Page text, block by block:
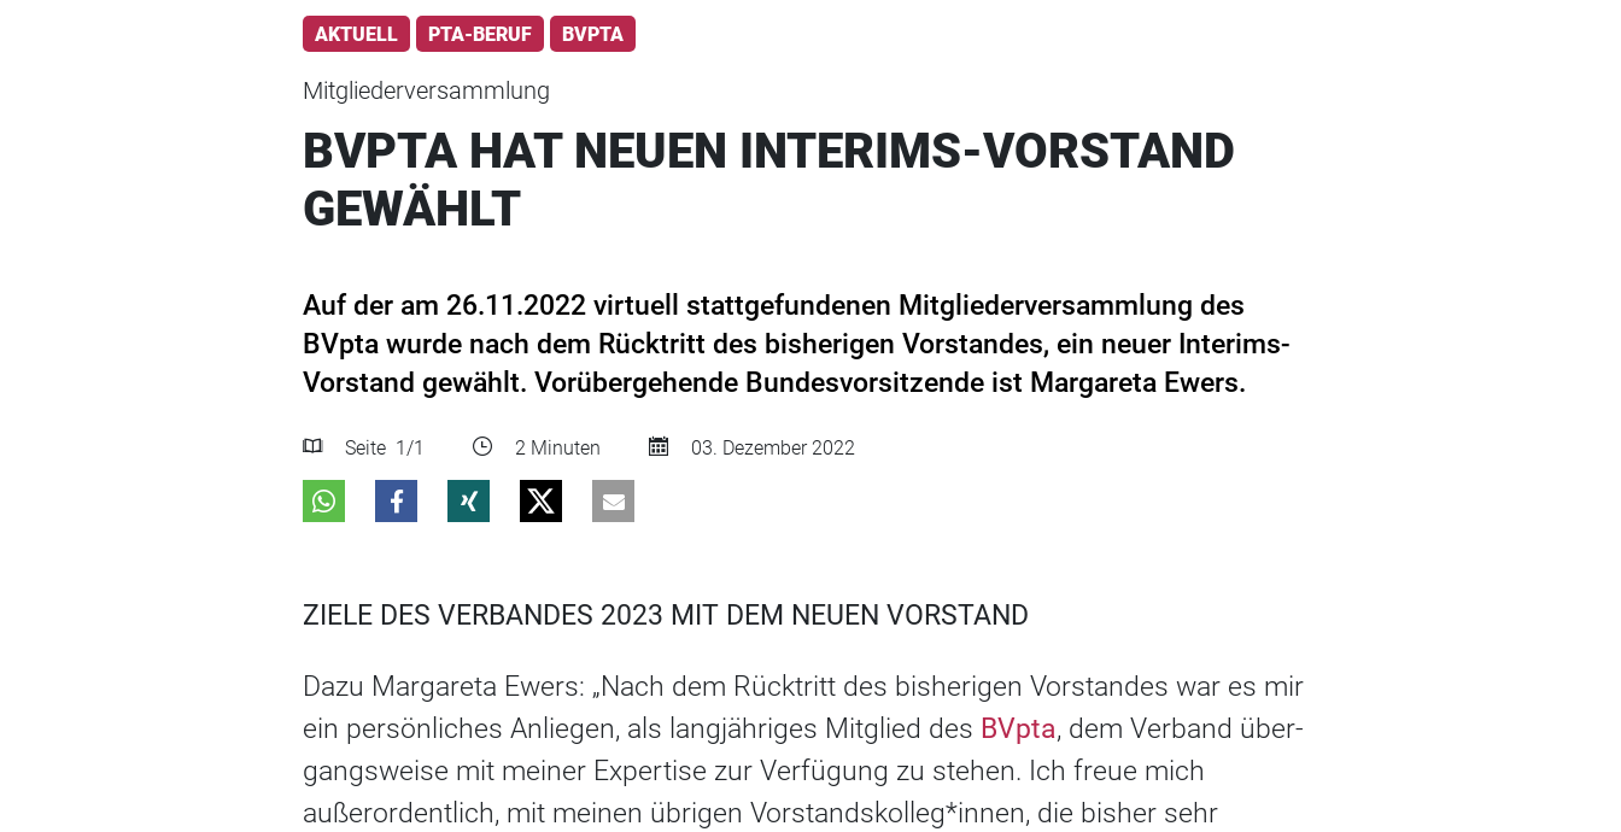
AKTUELL PTA-BERUF BVPTA
Mitgliederversammlung
BVPTA HAT NEUEN INTERIMS-VORSTAND
GEWÄHLT
Auf der am 26.11.2022 virtuell stattgefundenen Mitgliederversammlung des
BVpta wurde nach dem Rücktritt des bisherigen Vorstandes, ein neuer Interims-
Vorstand gewählt. Vorübergehende Bundesvorsitzende ist Margareta Ewers.
Seite 1 /1 2 Minuten 03. Dezember 2022
ZIELE DES VERBANDES 2023 MIT DEM NEUEN VORSTAND
Dazu Margareta Ewers: „Nach dem Rücktritt des bisherigen Vorstandes war es mir
ein persönliches Anliegen, als langjähriges Mitglied des BVpta, dem Verband über-
gangsweise mit meiner Expertise zur Verfügung zu stehen. Ich freue mich
außerordentlich, mit meinen übrigen Vorstandskolleg*innen, die bisher sehr